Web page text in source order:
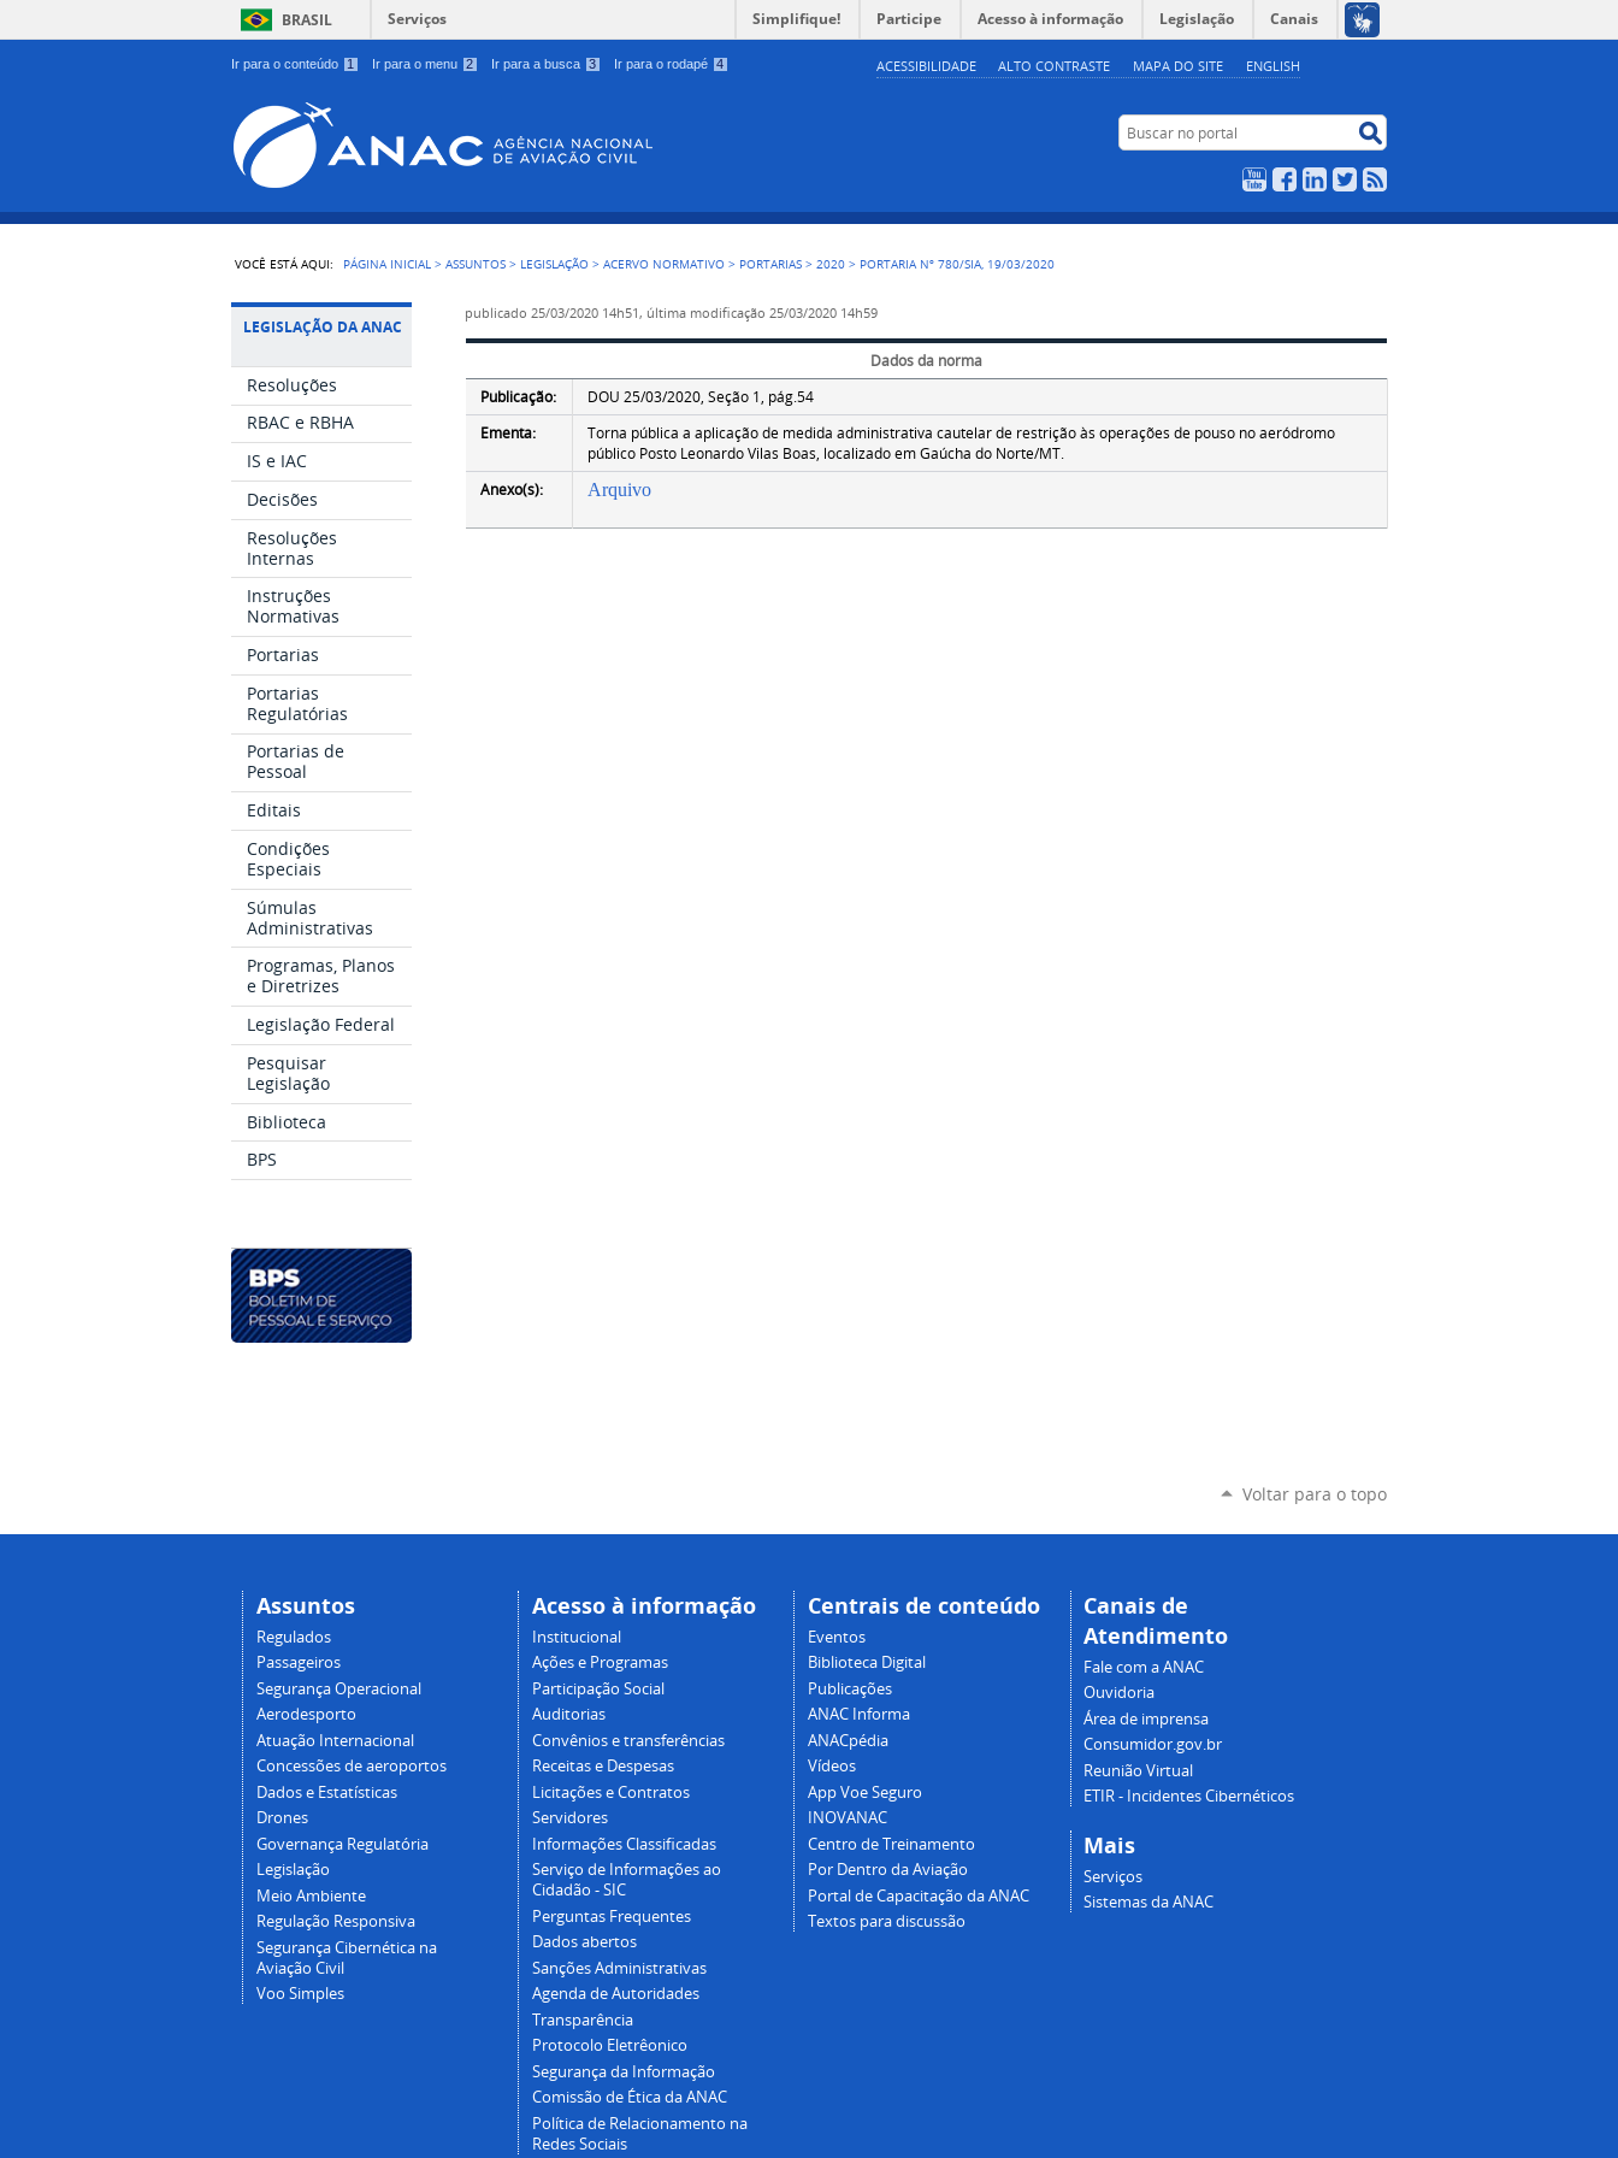
Ir para o conteúdo 1 Ir para o menu 2 Ir para a busca 3 Ir para o rodapé 4 ACESSIBILIDADE ALTO CONTRASTE MAPA DO SITE ENGLISH
BRASIL Serviços Simplifique! Participe Acesso à informação Legislação Canais
Buscar no portal
YouTubeFacebookLinkedIn
Twitter
VOCÊ ESTÁ AQUI: PÁGINA INICIAL >ASSUNTOS > LEGISLAÇÃO >ACERVO NORMATIVO > PORTARIAS >2020 > PORTARIA Nº 780/SIA, 19/03/2020
LEGISLAÇÃO DA ANAC
Resoluções
RBAC e RBHA
IS e IAC
Decisões
Resoluções
Internas
Instruções
Normativas
Portarias
Portarias
Regulatórias
Portarias de
Pessoal
Editais
Condições
Especiais
Súmulas
Administrativas
Programas, Planos
e Diretrizes
Legislação Federal
Pesquisar
Legislação
Biblioteca
BPS
publicado 25/03/2020 14h51, última modificação 25/03/2020 14h59
Dados da norma
Publicação:
DOU 25/03/2020, Seção 1, pág.54
Ementa:
Torna pública a aplicação de medida administrativa cautelar de restrição às operações de pouso no aeródromo
público Posto Leonardo Vilas Boas, localizado em Gaúcha do Norte/MT.
Anexo(s):
Arquivo
Voltar para o topo
Assuntos
Regulados
Passageiros
Segurança Operacional
Aerodesporto
Atuação Internacional
Concessões de aeroportos
Dados e Estatísticas
Drones
Governança Regulatória
Legislação
Meio Ambiente
Regulação Responsiva
Segurança Cibernética na
Aviação Civil
Voo Simples
Acesso à informação
Institucional
Ações e Programas
Participação Social
Auditorias
Convênios e transferências
Receitas e Despesas
Licitações e Contratos
Servidores
Informações Classificadas
Serviço de Informações ao
Cidadão - SIC
Perguntas Frequentes
Dados abertos
Sanções Administrativas
Agenda de Autoridades
Transparência
Protocolo Eletrêonico
Segurança da Informação
Comissão de Ética da ANAC
Política de Relacionamento na
Redes Sociais
Centrais de conteúdo
Eventos
Biblioteca Digital
Publicações
ANAC Informa
ANACpédia
Vídeos
App Voe Seguro
INOVANAC
Centro de Treinamento
Por Dentro da Aviação
Portal de Capacitação da ANAC
Textos para discussão
Canais de
Atendimento
Fale com a ANAC
Ouvidoria
Área de imprensa
Consumidor.gov.br
Reunião Virtual
ETIR - Incidentes Cibernéticos
Mais
Serviços
Sistemas da ANAC